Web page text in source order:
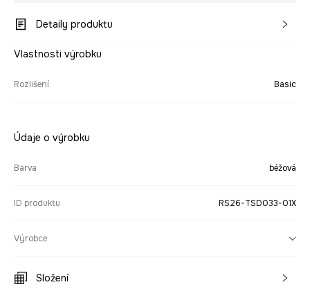
Detaily produktu
Vlastnosti výrobku
Rozlišení Basic
Údaje o výrobku
Barva béžová
ID produktu RS26-TSD033-01X
Výrobce
Složení